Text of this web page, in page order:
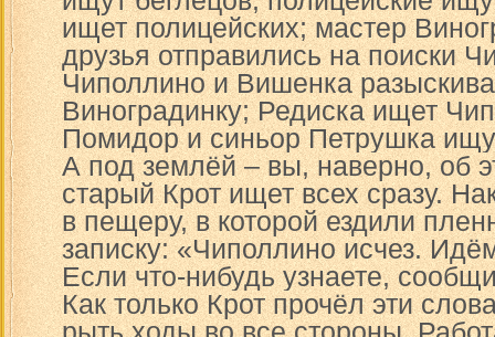
ищет полицейских; мастер
друзья отправились на поиски
Чиполлино и Вишенка
Виноградинку; Редиска ищет
Помидор и синьор Петрушка
А под землёй – вы, наверно, об
старый Крот ищет всех сразу.
в пещеру, в которой ездили
записку: «Чиполлино исчез.
Если что-нибудь узнаете,
Как только Крот прочёл эти